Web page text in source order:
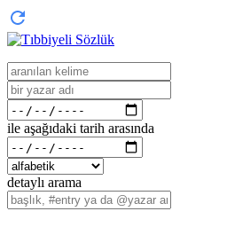
ile aşağıdaki tarih arasında
detaylı arama